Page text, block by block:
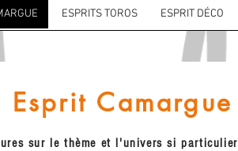
ESPRITS TOROS ESPRIT DÉCO
Esprit Camargue
sur le thème et l'univers si